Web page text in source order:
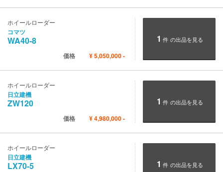
ホイールローダー
コマツ
WA40-8
価格 ¥5,050,000-
1 件 の出品を見る
ホイールローダー
日立建機
ZW120
価格 ¥4,980,000-
1 件 の出品を見る
ホイールローダー
日立建機
LX70-5 1 件 の出品を見る